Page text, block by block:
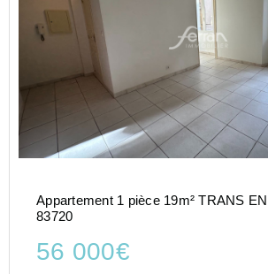
Appartement 1 pièce 19m² TRANS
83720
56 000€